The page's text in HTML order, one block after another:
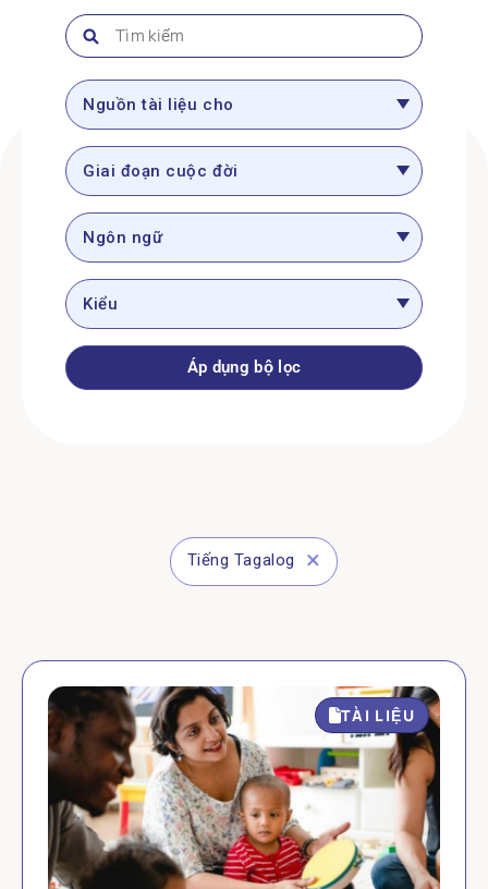
NGÔN NGỮ:TAGALOG
Nguồn tài liệu cho
Giai đoạn cuộc đời
Ngôn ngữ
Kiểu
Áp dụng bộ lọc
Tiếng Tagalog
TÀI LIỆU